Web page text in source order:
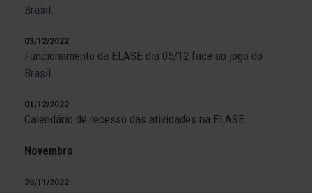
Brasil.
03/12/2022
Funcionamento da ELASE dia 05/12 face ao jogo do
Brasil.
01/12/2022
Calendário de recesso das atividades na ELASE.
Novembro
29/11/2022